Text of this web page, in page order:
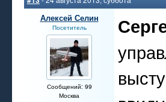
Алексей Селин
Посетитель
Сообщений: 99
Москва